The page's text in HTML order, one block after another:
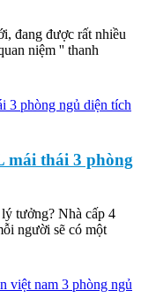
đang được rất nhiều
niệm '' thanh
mái thái 3 phòng
tưởng? Nhà cấp 4
người sẽ có một